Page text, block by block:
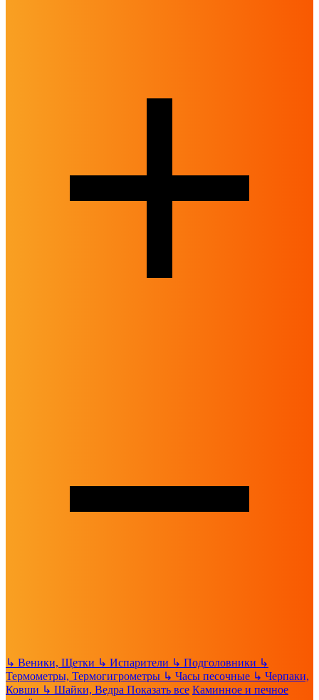
↳ Веники, Щетки ↳ Испарители ↳ Подголовники ↳
Термометры, Термогигрометры ↳ Часы песочные ↳ Черпаки,
Ковши ↳ Шайки, Ведра Показать все Каминное и печное